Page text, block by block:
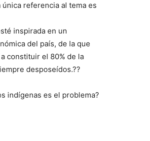
referencia al tema es
inspirada en un
del país, de la que
constituir el 80% de la
desposeídos.??
indígenas es el problema?